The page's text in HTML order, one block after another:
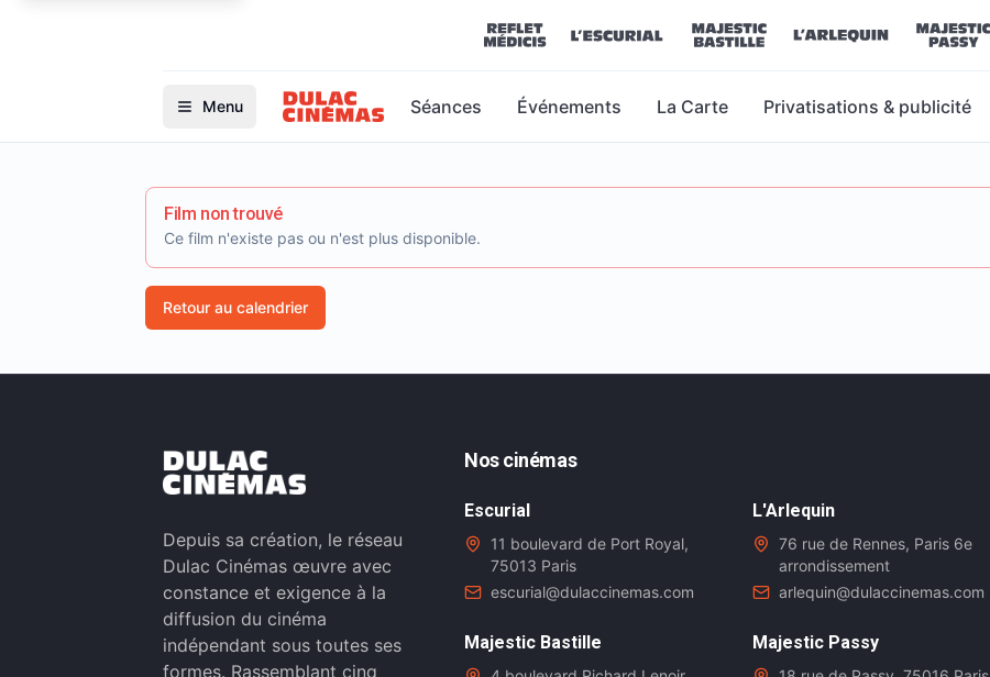
Menu Séances Événements La Carte Privatisations & publicité
Film non trouvé
Ce film n'existe pas ou n'est plus disponible.
Retour au calendrier
Depuis sa création, le réseau
Dulac Cinémas œuvre avec
constance et exigence à la
diffusion du cinéma
indépendant sous toutes ses
formes. Rassemblant cinq
Nos cinémas
Escurial
11 boulevard de Port Royal,
75013 Paris
escurial@dulaccinemas.com
L'Arlequin
76 rue de Rennes, Paris 6e
arrondissement
arlequin@dulaccinemas.com
Majestic Bastille Majestic Passy